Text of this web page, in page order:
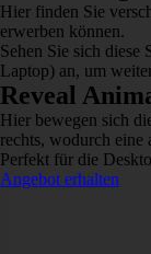
Hier finden Sie
erwerben können.
Sehen Sie sich diese
Laptop) an, um
Reveal
Hier bewegen sich
rechts, wodurch eine
Perfekt für die
Angebot erhalten